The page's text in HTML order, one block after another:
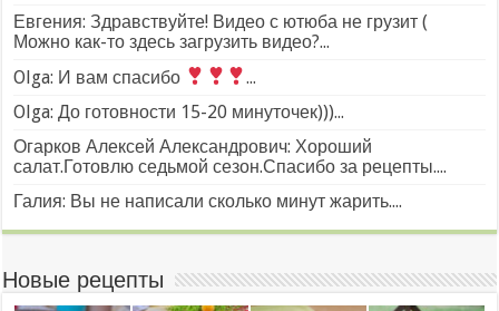
Евгения: Здравствуйте! Видео с ютюба не грузит (
Можно как-то здесь загрузить видео?...
Olga: И вам спасибо
...
Olga: До готовности 15-20 минуточек)))...
Огарков Алексей Александрович: Хороший
салат.Готовлю седьмой сезон.Спасибо за рецепты....
Галия: Вы не написали сколько минут жарить....
Новые рецепты